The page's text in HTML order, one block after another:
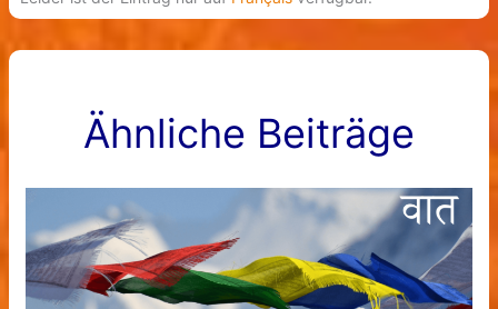
Ähnliche Beiträge